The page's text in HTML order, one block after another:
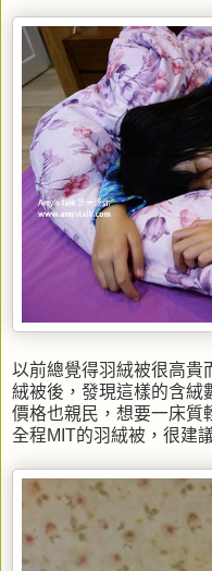
以前總覺得羽絨被很高貴
絨被後，發現這樣的含絨
價格也親民，想要一床質
全程MIT的羽絨被，很建